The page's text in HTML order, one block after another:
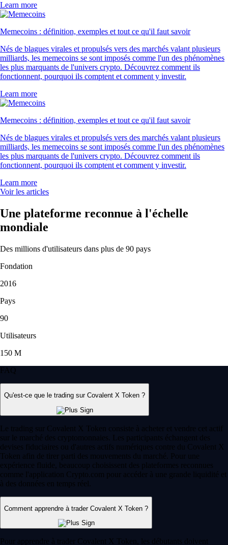
Learn more
Memecoins : définition, exemples et tout ce qu'il faut savoir
Nés de blagues virales et propulsés vers des marchés valant plusieurs
milliards, les memecoins se sont imposés comme l'un des phénomènes
les plus marquants de l'univers crypto. Découvrez comment ils
fonctionnent, pourquoi ils comptent et comment y investir.
Learn more
Memecoins : définition, exemples et tout ce qu'il faut savoir
Nés de blagues virales et propulsés vers des marchés valant plusieurs
milliards, les memecoins se sont imposés comme l'un des phénomènes
les plus marquants de l'univers crypto. Découvrez comment ils
fonctionnent, pourquoi ils comptent et comment y investir.
Learn more
Voir les articles
Une plateforme reconnue à l'échelle
mondiale
Des millions d'utilisateurs dans plus de 90 pays
Fondation
2016
Pays
90
Utilisateurs
150 M
FAQ
Qu'est-ce que le trading sur Covalent X Token ?
Le trading sur Covalent X Token consiste à acheter et vendre cet actif
sur le marché des cryptomonnaies. Les participants échangent des
devises fiduciaires ou d'autres actifs numériques contre du Covalent X
Token afin de tirer parti des mouvements du marché. Pour une
expérience fluide, beaucoup choisissent des plateformes reconnues
comme l'application Crypto.com pour accéder à une grande liquidité et
à des données en temps réel.
Comment apprendre à trader Covalent X Token ?
Pour apprendre à trader Covalent X Token, les débutants doivent